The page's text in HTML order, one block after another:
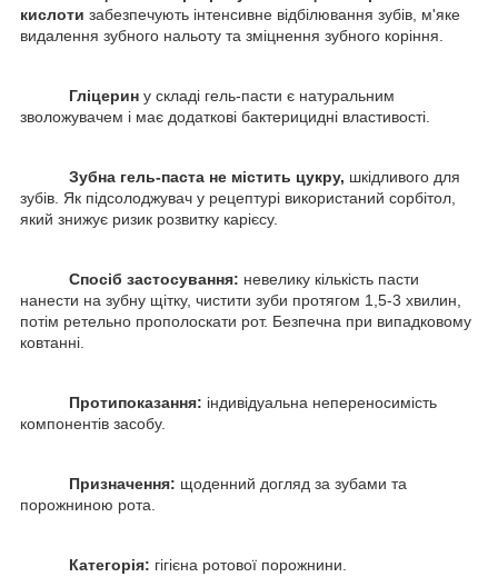
кислоти забезпечують інтенсивне відбілювання зубів, м'яке
видалення зубного нальоту та зміцнення зубного коріння.
Гліцерин у складі гель-пасти є натуральним
зволожувачем і має додаткові бактерицидні властивості.
Зубна гель-паста не містить цукру, шкідливого для
зубів. Як підсолоджувач у рецептурі використаний сорбітол,
який знижує ризик розвитку карієсу.
Спосіб застосування: невелику кількість пасти
нанести на зубну щітку, чистити зуби протягом 1,5-3 хвилин,
потім ретельно прополоскати рот. Безпечна при випадковому
ковтанні.
Протипоказання: індивідуальна непереносимість
компонентів засобу.
Призначення: щоденний догляд за зубами та
порожниною рота.
Категорія: гігієна ротової порожнини.